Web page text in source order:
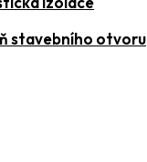
stavebního otvoru